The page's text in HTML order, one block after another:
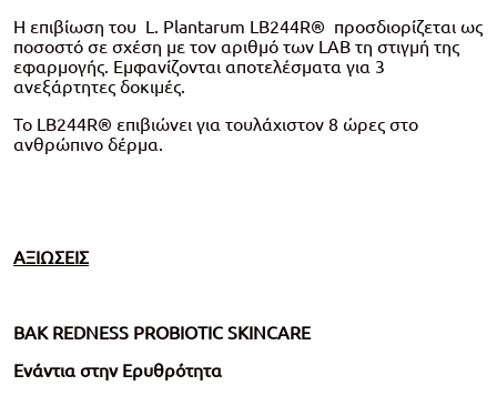
Η επιβίωση του L. Plantarum LB244R® προσδιορίζεται ως
ποσοστό σε σχέση με τον αριθμό των LAB τη στιγμή της
εφαρμογής. Εμφανίζονται αποτελέσματα για 3
ανεξάρτητες δοκιμές.
Το LB244R® επιβιώνει για τουλάχιστον 8 ώρες στο
ανθρώπινο δέρμα.
ΑΞΙΩΣΕΙΣ
ΒΑΚ REDNESS PROBIOTIC SKINCARE
Eνάντια στην Ερυθρότητα